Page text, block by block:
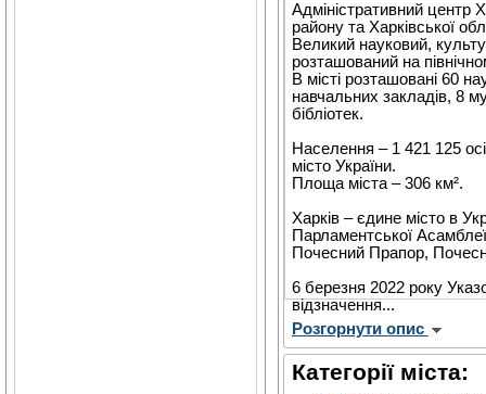
Адміністративний центр
району та Харківської
Великий науковий,
розташований на
В місті розташовані 60
навчальних закладів, 8
бібліотек.
Населення – 1 421 125
місто України.
Площа міста – 306 км².
Харків – єдине місто в
Парламентської
Почесний Прапор,
6 березня 2022 року
відзначення...
Розгорнути опис
Категорії міста: